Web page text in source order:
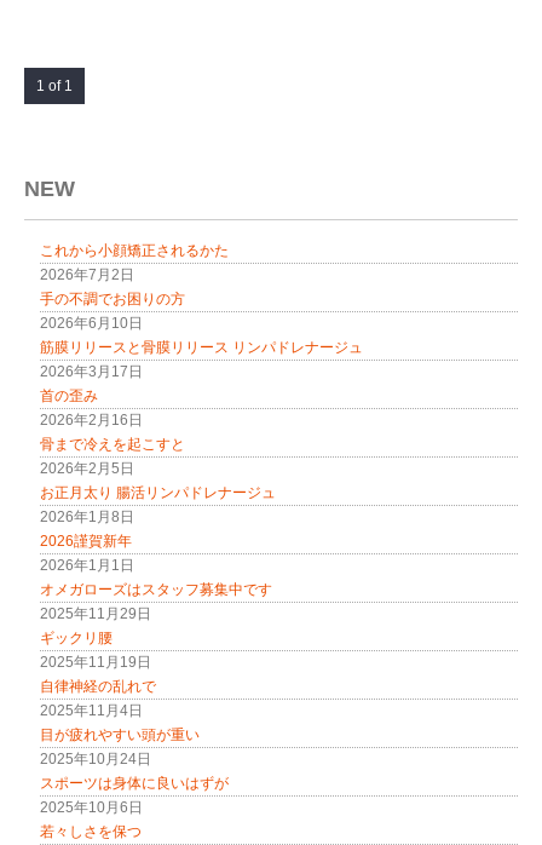
1 of 1
NEW
これから小顔矯正されるかた
2026年7月2日
手の不調でお困りの方
2026年6月10日
筋膜リリースと骨膜リリース リンパドレナージュ
2026年3月17日
首の歪み
2026年2月16日
骨まで冷えを起こすと
2026年2月5日
お正月太り 腸活リンパドレナージュ
2026年1月8日
2026謹賀新年
2026年1月1日
オメガローズはスタッフ募集中です
2025年11月29日
ギックリ腰
2025年11月19日
自律神経の乱れで
2025年11月4日
目が疲れやすい頭が重い
2025年10月24日
スポーツは身体に良いはずが
2025年10月6日
若々しさを保つ